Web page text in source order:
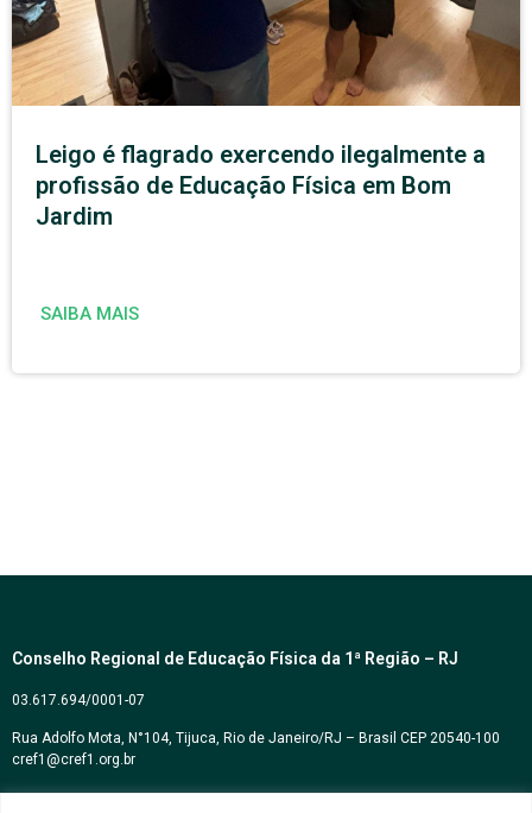
Leigo é flagrado exercendo ilegalmente a
profissão de Educação Física em Bom
Jardim
SAIBA MAIS
Conselho Regional de Educação Física da 1ª Região – RJ
03.617.694/0001-07
Rua Adolfo Mota, N°104, Tijuca, Rio de Janeiro/RJ – Brasil CEP 20540-100
cref1@cref1.org.br